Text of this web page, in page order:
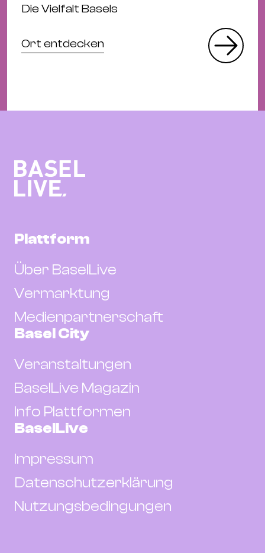
Die Vielfalt Basels
Ort entdecken
Plattform
Über BaselLive
Vermarktung
Medienpartnerschaft
Basel City
Veranstaltungen
BaselLive Magazin
Info Plattformen
BaselLive
Impressum
Datenschutzerklärung
Nutzungsbedingungen